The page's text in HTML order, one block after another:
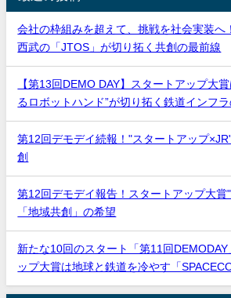
会社の枠組みを超えて、挑戦を社会実装へ
西武の「JTOS」が切り拓く共創の最前線
【第13回DEMO DAY】スタートアップ大
るロボットハンド”が切り拓く鉄道インフ
第12回デモデイ続報！"スタートアップ
創
第12回デモデイ報告！スタートアップ大賞
「地域共創」の希望
新たな10回のスタート「第11回
ップ大賞は地球と鉄道を冷やす「